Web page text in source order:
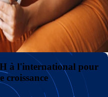
équipe et une assistance
à l'international pour
croissance